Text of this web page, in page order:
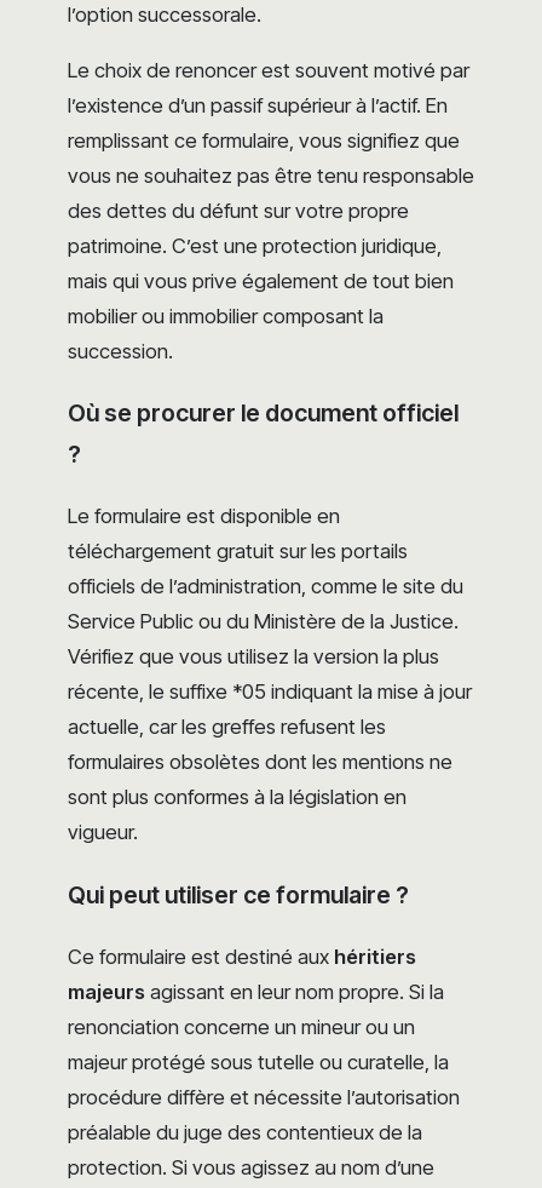
l’option successorale.
Le choix de renoncer est souvent motivé par
l’existence d’un passif supérieur à l’actif. En
remplissant ce formulaire, vous signifiez que
vous ne souhaitez pas être tenu responsable
des dettes du défunt sur votre propre
patrimoine. C’est une protection juridique,
mais qui vous prive également de tout bien
mobilier ou immobilier composant la
succession.
Où se procurer le document officiel
?
Le formulaire est disponible en
téléchargement gratuit sur les portails
officiels de l’administration, comme le site du
Service Public ou du Ministère de la Justice.
Vérifiez que vous utilisez la version la plus
récente, le suffixe *05 indiquant la mise à jour
actuelle, car les greffes refusent les
formulaires obsolètes dont les mentions ne
sont plus conformes à la législation en
vigueur.
Qui peut utiliser ce formulaire ?
Ce formulaire est destiné aux héritiers
majeurs agissant en leur nom propre. Si la
renonciation concerne un mineur ou un
majeur protégé sous tutelle ou curatelle, la
procédure diffère et nécessite l’autorisation
préalable du juge des contentieux de la
protection. Si vous agissez au nom d’une